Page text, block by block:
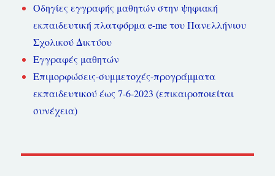
Οδηγίες εγγραφής μαθητών στην ψηφιακή
εκπαιδευτική πλατφόρμα e-me του Πανελλήνιου
Σχολικού Δικτύου
Εγγραφές μαθητών
Επιμορφώσεις-συμμετοχές-προγράμματα
εκπαιδευτικού έως 7-6-2023 (επικαιροποιείται
συνέχεια)